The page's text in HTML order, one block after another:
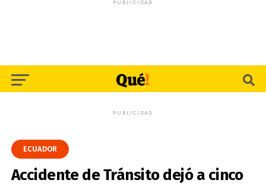
PUBLICIDAD
PUBLICIDAD
ECUADOR
Accidente de Tránsito dejó a cinco